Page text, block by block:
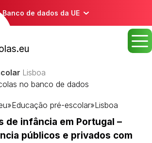
Banco de dados da UE
Lisboa
no banco de dados
»Educação pré-escolar»Lisboa
de infância em Portugal –
públicos e privados com